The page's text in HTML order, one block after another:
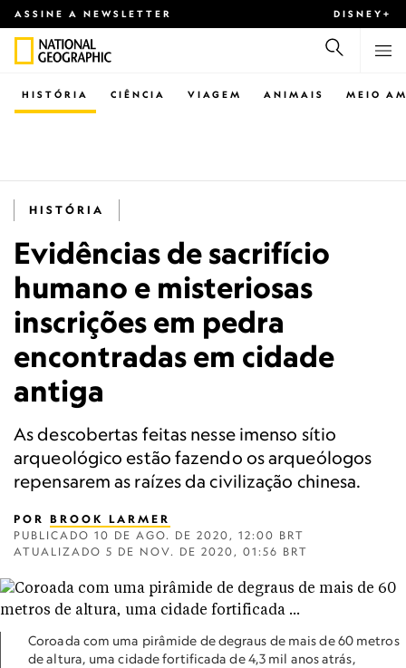
ASSINE A NEWSLETTER DISNEY+
CIÊNCIA VIAGEM ANIMAIS
HISTÓRIA MEIO
HISTÓRIA
Evidências de sacrifício
humano e misteriosas
inscrições em pedra
encontradas em cidade
antiga
As descobertas feitas nesse imenso sítio
arqueológico estão fazendo os arqueólogos
repensarem as raízes da civilização chinesa.
POR BROOK LARMER
PUBLICADO 10 DE AGO. DE 2020, 12:00 BRT
ATUALIZADO 5 DE NOV. DE 2020, 01:56 BRT
Coroada com uma pirâmide de degraus de mais de 60 metros
de altura, uma cidade fortificada de 4,3 mil anos atrás,